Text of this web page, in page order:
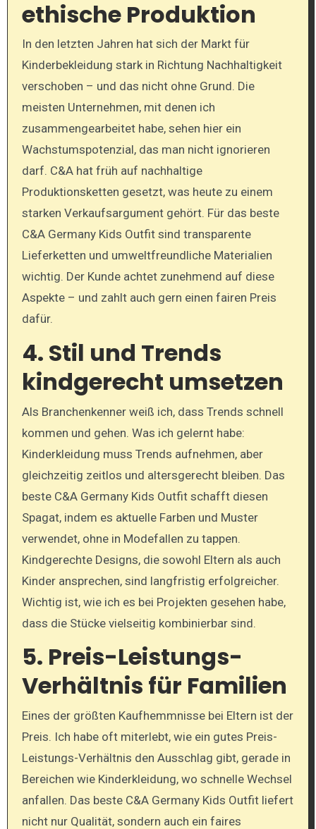
ethische Produktion
In den letzten Jahren hat sich der Markt für
Kinderbekleidung stark in Richtung Nachhaltigkeit
verschoben – und das nicht ohne Grund. Die
meisten Unternehmen, mit denen ich
zusammengearbeitet habe, sehen hier ein
Wachstumspotenzial, das man nicht ignorieren
darf. C&A hat früh auf nachhaltige
Produktionsketten gesetzt, was heute zu einem
starken Verkaufsargument gehört. Für das beste
C&A Germany Kids Outfit sind transparente
Lieferketten und umweltfreundliche Materialien
wichtig. Der Kunde achtet zunehmend auf diese
Aspekte – und zahlt auch gern einen fairen Preis
dafür.
4. Stil und Trends
kindgerecht umsetzen
Als Branchenkenner weiß ich, dass Trends schnell
kommen und gehen. Was ich gelernt habe:
Kinderkleidung muss Trends aufnehmen, aber
gleichzeitig zeitlos und altersgerecht bleiben. Das
beste C&A Germany Kids Outfit schafft diesen
Spagat, indem es aktuelle Farben und Muster
verwendet, ohne in Modefallen zu tappen.
Kindgerechte Designs, die sowohl Eltern als auch
Kinder ansprechen, sind langfristig erfolgreicher.
Wichtig ist, wie ich es bei Projekten gesehen habe,
dass die Stücke vielseitig kombinierbar sind.
5. Preis-Leistungs-
Verhältnis für Familien
Eines der größten Kaufhemmnisse bei Eltern ist der
Preis. Ich habe oft miterlebt, wie ein gutes Preis-
Leistungs-Verhältnis den Ausschlag gibt, gerade in
Bereichen wie Kinderkleidung, wo schnelle Wechsel
anfallen. Das beste C&A Germany Kids Outfit liefert
nicht nur Qualität, sondern auch ein faires